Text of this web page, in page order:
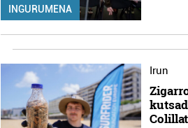
INGURUMENA
Irun